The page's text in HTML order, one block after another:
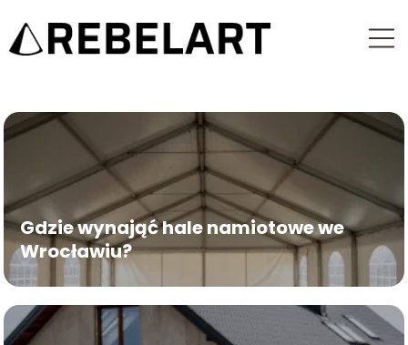
Gdzie wynająć hale namiotowe we
Wrocławiu?